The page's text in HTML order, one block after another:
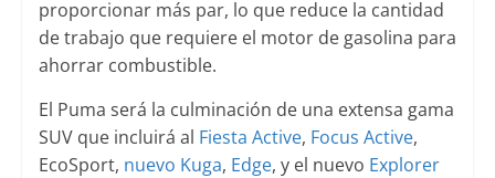
proporcionar más par, lo que reduce la cantidad
de trabajo que requiere el motor de gasolina para
ahorrar combustible.
El Puma será la culminación de una extensa gama
SUV que incluirá al Fiesta Active, Focus Active,
EcoSport, nuevo Kuga, Edge, y el nuevo Explorer